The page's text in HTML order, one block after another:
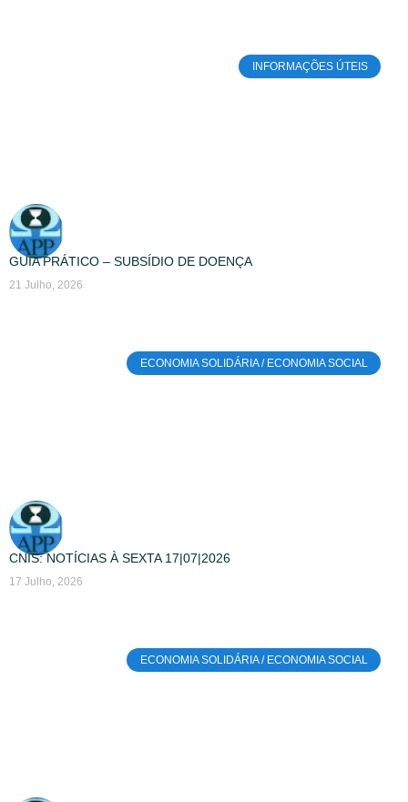
INFORMAÇÕES ÚTEIS
GUIA PRÁTICO – SUBSÍDIO DE DOENÇA
21 Julho, 2026
ECONOMIA SOLIDÁRIA / ECONOMIA SOCIAL
CNIS: NOTÍCIAS À SEXTA 17|07|2026
17 Julho, 2026
ECONOMIA SOLIDÁRIA / ECONOMIA SOCIAL